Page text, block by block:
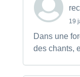
19
Dans une
des chants,